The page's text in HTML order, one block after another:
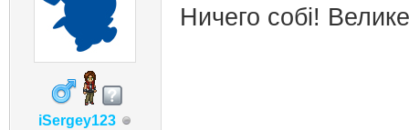
iSergey123
Ничего собі!